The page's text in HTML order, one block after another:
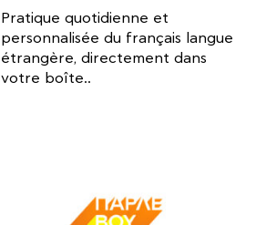
Pratique quotidienne et
personnalisée du français langue
étrangère, directement dans
votre boîte..